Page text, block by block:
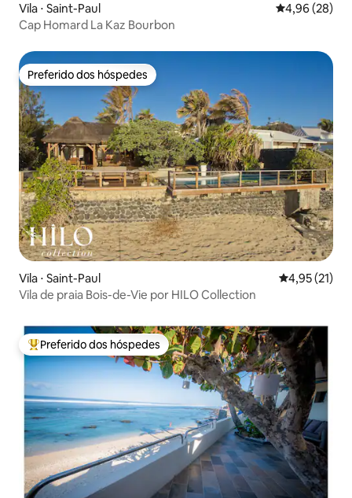
Vila ⋅ Saint-Paul 4,96 de uma
4,96 (28)
Cap Homard La Kaz Bourbon
Preferido dos hóspedes
Preferido dos hóspedes
Vila ⋅ Saint-Paul 4,95 de uma
4,95 (21)
Vila de praia Bois-de-Vie por HILO Collection
Entre os melhores preferidos dos hóspedes
Preferido dos hóspedes